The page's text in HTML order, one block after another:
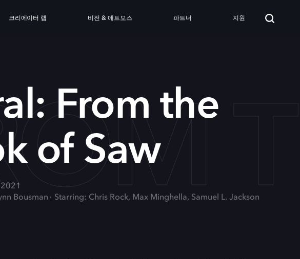
크리에이터 랩 비전 & 애트모스 파트너 지원
From the
of Saw
Bousman
Starring: Chris Rock, Max Minghella, Samuel L. Jackson